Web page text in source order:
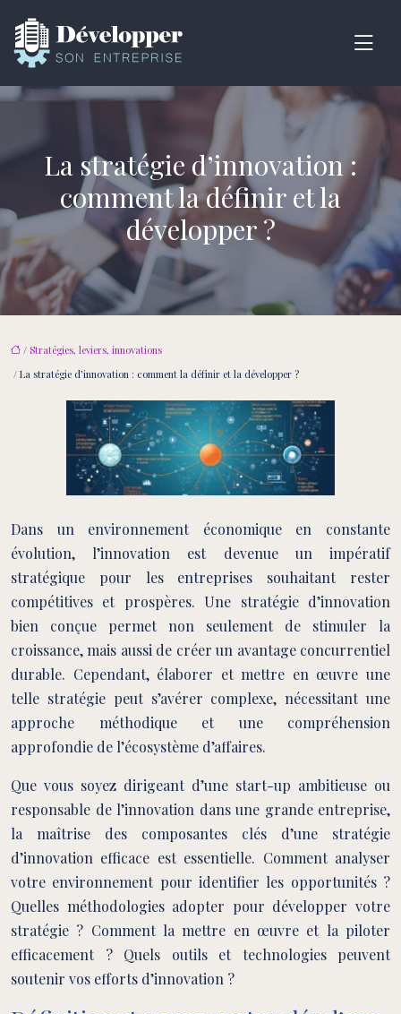
La stratégie d’innovation :
comment la définir et la
développer ?
/ Stratégies, leviers, innovations
/ La stratégie d’innovation : comment la définir et la développer ?
Dans un environnement économique en constante
évolution, l’innovation est devenue un impératif
stratégique pour les entreprises souhaitant rester
compétitives et prospères. Une stratégie d’innovation
bien conçue permet non seulement de stimuler la
croissance, mais aussi de créer un avantage concurrentiel
durable. Cependant, élaborer et mettre en œuvre une
telle stratégie peut s’avérer complexe, nécessitant une
approche méthodique et une compréhension
approfondie de l’écosystème d’affaires.
Que vous soyez dirigeant d’une start-up ambitieuse ou
responsable de l’innovation dans une grande entreprise,
la maîtrise des composantes clés d’une stratégie
d’innovation efficace est essentielle. Comment analyser
votre environnement pour identifier les opportunités ?
Quelles méthodologies adopter pour développer votre
stratégie ? Comment la mettre en œuvre et la piloter
efficacement ? Quels outils et technologies peuvent
soutenir vos efforts d’innovation ?